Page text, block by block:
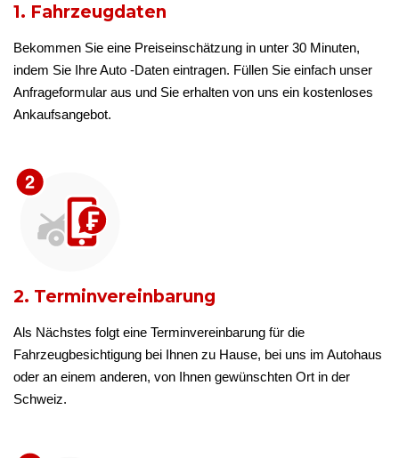
1. Fahrzeugdaten
Bekommen Sie eine Preiseinschätzung in unter 30 Minuten,
indem Sie Ihre Auto -Daten eintragen. Füllen Sie einfach unser
Anfrageformular aus und Sie erhalten von uns ein kostenloses
Ankaufsangebot.
2. Terminvereinbarung
Als Nächstes folgt eine Terminvereinbarung für die
Fahrzeugbesichtigung bei Ihnen zu Hause, bei uns im Autohaus
oder an einem anderen, von Ihnen gewünschten Ort in der
Schweiz.